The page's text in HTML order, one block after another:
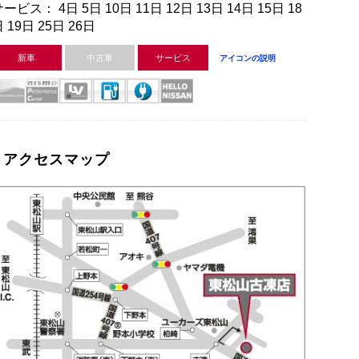
ービス： 4日 5日 10日 11日 12日 13日 14日 15日 18
19日 25日 26日
新車 中古車 サービス アイコンの説明
アクセスマップ